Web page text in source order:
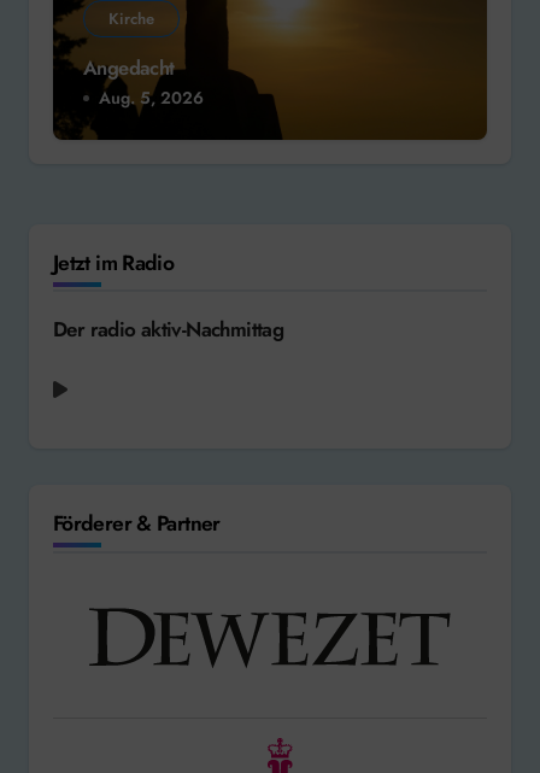
Kirche
Angedacht
Aug. 5, 2026
Jetzt im Radio
Der radio aktiv-Nachmittag
Förderer & Partner